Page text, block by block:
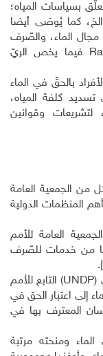
بسياسات المياه؛
كما يُوصَى أيضا
مجال الماء، والصّرف
فيما يخص الريّ
بالحقّ في الماء
كلفة المياه،
وقوانين
من الجمعية العامة
المنظمات الدولية
2010 اعتبرت الجمعية العامة للأمم
من خدمات للصّرف
.
(UNDP)التابع للأمم
إلى اعتبار الحق في
المعترف بها في
ومنحته مرتبة